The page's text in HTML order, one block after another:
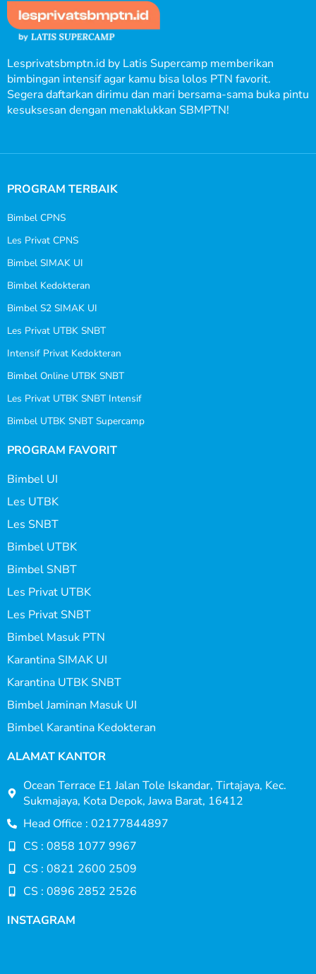
Lesprivatsbmptn.id by Latis Supercamp memberikan
bimbingan intensif agar kamu bisa lolos PTN favorit.
Segera daftarkan dirimu dan mari bersama-sama buka pintu
kesuksesan dengan menaklukkan SBMPTN!
PROGRAM TERBAIK
Bimbel CPNS
Les Privat CPNS
Bimbel SIMAK UI
Bimbel Kedokteran
Bimbel S2 SIMAK UI
Les Privat UTBK SNBT
Intensif Privat Kedokteran
Bimbel Online UTBK SNBT
Les Privat UTBK SNBT Intensif
Bimbel UTBK SNBT Supercamp
PROGRAM FAVORIT
Bimbel UI
Les UTBK
Les SNBT
Bimbel UTBK
Bimbel SNBT
Les Privat UTBK
Les Privat SNBT
Bimbel Masuk PTN
Karantina SIMAK UI
Karantina UTBK SNBT
Bimbel Jaminan Masuk UI
Bimbel Karantina Kedokteran
ALAMAT KANTOR
Ocean Terrace E1 Jalan Tole Iskandar, Tirtajaya, Kec.
Sukmajaya, Kota Depok, Jawa Barat, 16412
Head Office : 02177844897
CS : 0858 1077 9967
CS : 0821 2600 2509
CS : 0896 2852 2526
INSTAGRAM